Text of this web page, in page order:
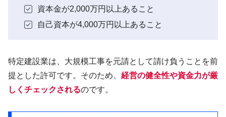
資本金が2,000万円以上あること
自己資本が4,000万円以上あること
特定建設業は、大規模工事を元請として請け負うことを前
提とした許可です。そのため、 経営の健全性や資金力が厳
しくチェックされるのです。